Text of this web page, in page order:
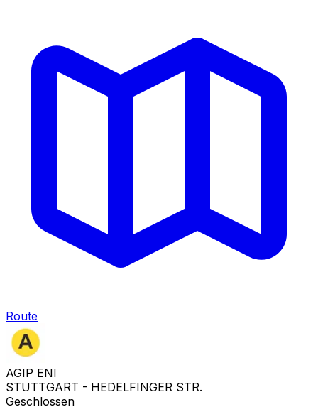
Route
AGIP ENI
STUTTGART - HEDELFINGER STR.
Geschlossen